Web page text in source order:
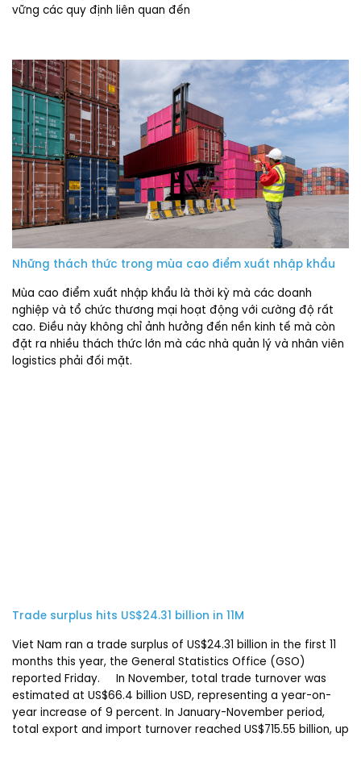
vững các quy định liên quan đến
Những thách thức trong mùa cao điểm xuất nhập khẩu
Mùa cao điểm xuất nhập khẩu là thời kỳ mà các doanh
nghiệp và tổ chức thương mại hoạt động với cường độ rất
cao. Điều này không chỉ ảnh hưởng đến nền kinh tế mà còn
đặt ra nhiều thách thức lớn mà các nhà quản lý và nhân viên
logistics phải đối mặt.
Trade surplus hits US$24.31 billion in 11M
Viet Nam ran a trade surplus of US$24.31 billion in the first 11
months this year, the General Statistics Office (GSO)
reported Friday. In November, total trade turnover was
estimated at US$66.4 billion USD, representing a year-on-
year increase of 9 percent. In January-November period,
total export and import turnover reached US$715.55 billion, up